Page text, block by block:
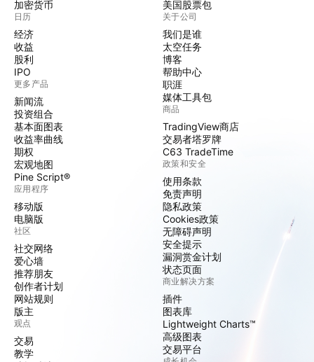
加密货币
日历
经济
收益
股利
IPO
更多产品
新闻流
投资组合
基本面图表
收益率曲线
期权
宏观地图
Pine Script®
应用程序
移动版
电脑版
社区
社交网络
爱心墙
推荐朋友
创作者计划
网站规则
版主
观点
交易
教学
美国股票包
关于公司
我们是谁
太空任务
博客
帮助中心
职涯
媒体工具包
商品
TradingView商店
交易者塔罗牌
C63 TradeTime
政策和安全
使用条款
免责声明
隐私政策
Cookies政策
无障碍声明
安全提示
漏洞赏金计划
状态页面
商业解决方案
插件
图表库
Lightweight Charts™
高级图表
交易平台